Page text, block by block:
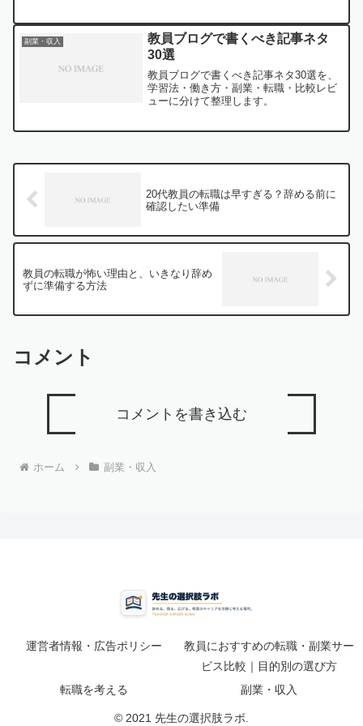
副業・収入
教員ブログで書くべき記事ネタ
30選
教員ブログで書くべき記事ネタ30選を、
学習法・働き方・副業・転職・比較レビ
ューに分けて整理します。
20代教員の転職は早すぎる？辞める前に
確認したい準備
教員の転職が怖い理由と、いきなり辞め
ずに準備する方法
コメント
コメントを書き込む
ホーム 副業・収入
運営者情報・広告ポリシー
教員におすすめの転職・副業サー
ビス比較｜目的別の選び方
転職を考える
副業・収入
© 2021 先生の選択肢ラボ.